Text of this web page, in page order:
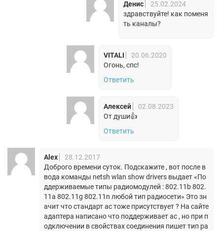
Денис
25.02.2024
здравствуйте! как поменя
ть каналы?
VITALI
20.06.2020
Огонь, спс!
Ответить
Алексей
02.08.2023
От души👍
Ответить
Alex
28.12.2017
Доброго времени суток. Подскажите , вот после в
вода команды netsh wlan show drivers выдает «По
ддерживаемые типы радиомодулей : 802.11b 802.
11a 802.11g 802.11n любой тип радиосети» Это зн
ачит что стандарт ac тоже присутствует ? На сайте
адаптера написано что поддерживает ac , но при п
одключении в свойствах соединения пишет тип ра